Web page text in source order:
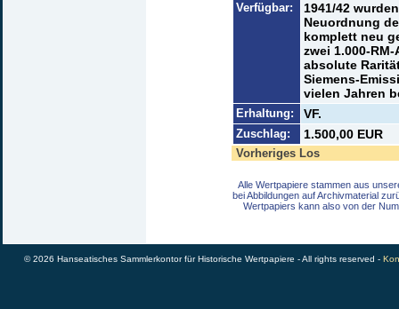
Verfügbar:
1941/42
Neuordnung
komplett neu
zwei 1.000-
absolute
Siemens-
vielen Jahren
Erhaltung: VF.
Zuschlag: 1.500,00 EUR
Vorheriges Los
Alle Wertpapiere stammen aus
bei Abbildungen auf Archivmaterial
Wertpapiers kann also von der
© 2026 Hanseatisches Sammlerkontor für Historische Wertpapiere - All rights reserved -